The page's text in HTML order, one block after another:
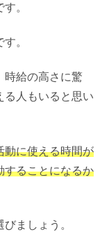
。
。
時給の高さに驚
る人もいると思い
動に使える時間が
することになるか
ましょう。